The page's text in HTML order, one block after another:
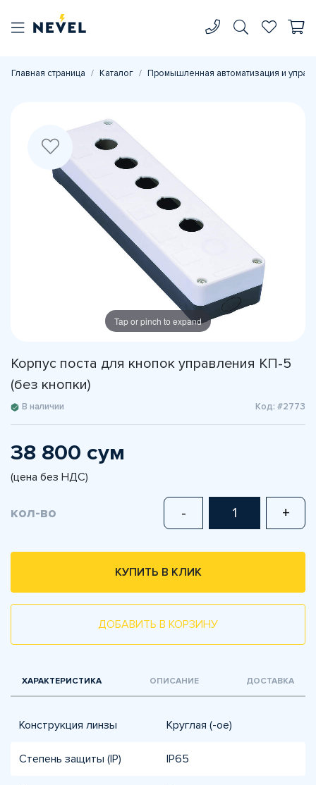
Главная страница Каталог Промышленная автоматизация и
Tap or pinch to expand
Корпус поста для кнопок управления КП-5
(без кнопки)
В наличии Код: #2773
38 800 сум
(цена без НДС)
кол-во - +
КУПИТЬ В КЛИК
ДОБАВИТЬ В КОРЗИНУ
ХАРАКТЕРИСТИКА ОПИСАНИЕ ДОСТАВКА
Конструкция линзы Круглая (-ое)
Степень защиты (IP) IP65